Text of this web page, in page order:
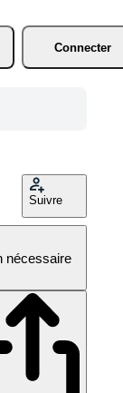
Connecter
Suivre
nécessaire